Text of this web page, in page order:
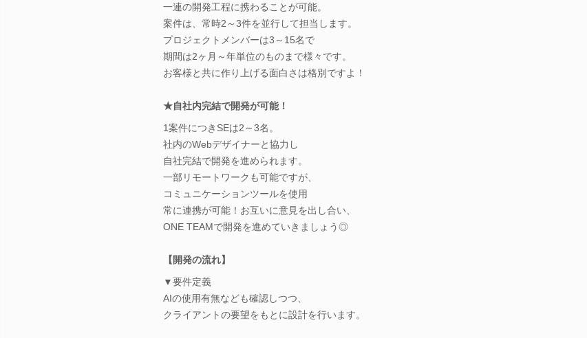
一連の開発工程に携わることが可能。
案件は、常時2～3件を並行して担当します。
プロジェクトメンバーは3～15名で
期間は2ヶ月～年単位のものまで様々です。
お客様と共に作り上げる面白さは格別ですよ！
★自社内完結で開発が可能！
1案件につきSEは2～3名。
社内のWebデザイナーと協力し
自社完結で開発を進められます。
一部リモートワークも可能ですが、
コミュニケーションツールを使用
常に連携が可能！お互いに意見を出し合い、
ONE TEAMで開発を進めていきましょう◎
【開発の流れ】
▼要件定義
AIの使用有無なども確認しつつ、
クライアントの要望をもとに設計を行います。